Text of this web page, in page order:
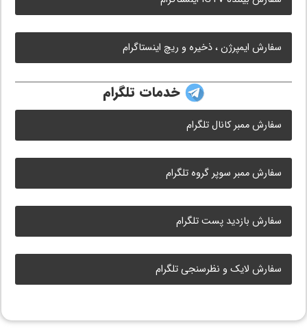
سفارش ایمپرژن ، ذخیره و ریچ اینستاگرام
خدمات تلگرام
سفارش ممبر کانال تلگرام
سفارش ممبر سوپر گروه تلگرام
سفارش بازدید پست تلگرام
سفارش لایک و نظرسنجی تلگرام